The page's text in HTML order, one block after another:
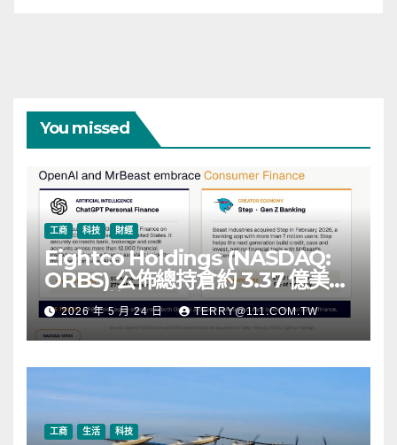
You missed
工商 科技 財經
Eightco Holdings (NASDAQ:
ORBS) 公佈總持倉約 3.37 億美
元，涵蓋 OpenAI、Beast
Industries、超過 11,000 枚以太
幣 (ETH) 及逾 2.83 億枚 WLD 代
幣
2026 年 5 月 24 日 TERRY@111.COM.TW
工商 生活 科技